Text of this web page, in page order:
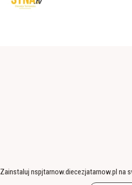
Zainstaluj nspjtarnow.diecezjatarnow.pl na